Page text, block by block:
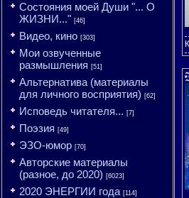
Состояния моей Души "... О
ЖИЗНИ..." [46]
Видео, кино [303]
Мои озвученные
размышления [51]
Альтернатива (материалы
для личного восприятия) [62]
Исповедь читателя... [7]
Поэзия [49]
ЭЗО-юмор [70]
Авторские материалы
(разное, до 2020) [6023]
2020 ЭНЕРГИИ года [114]